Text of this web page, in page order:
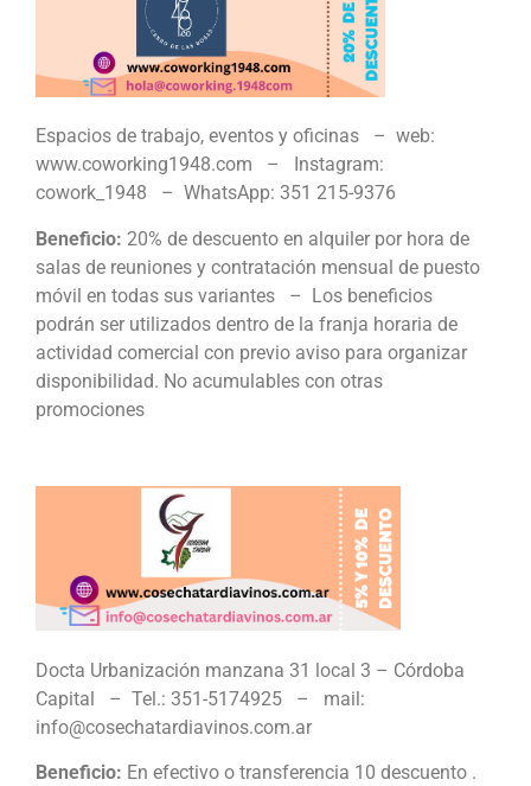
Espacios de trabajo, eventos y oficinas – web:
www.coworking1948.com – Instagram:
cowork_1948 – WhatsApp: 351 215-9376
Beneficio: 20% de descuento en alquiler por hora de
salas de reuniones y contratación mensual de puesto
móvil en todas sus variantes – Los beneficios
podrán ser utilizados dentro de la franja horaria de
actividad comercial con previo aviso para organizar
disponibilidad. No acumulables con otras
promociones
Docta Urbanización manzana 31 local 3 – Córdoba
Capital – Tel.: 351-5174925 – mail:
info@cosechatardiavinos.com.ar
Beneficio: En efectivo o transferencia 10 descuento .